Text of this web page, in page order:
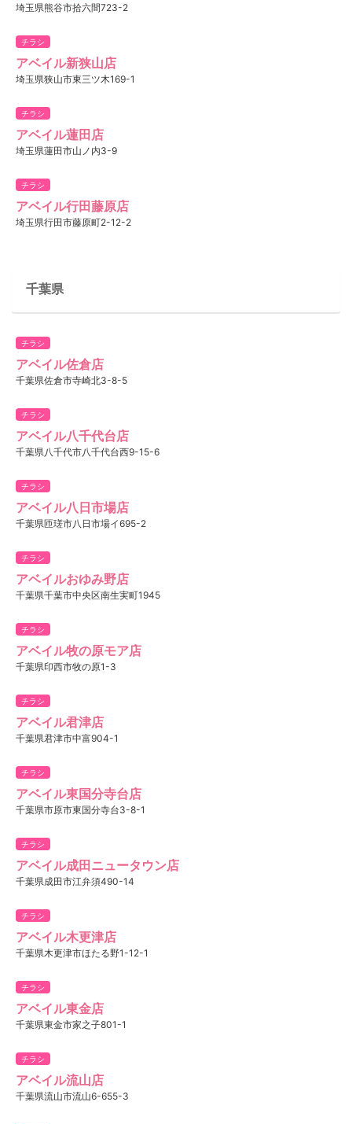
埼玉県熊谷市拾六間723-2
チラシ
アベイル新狭山店
埼玉県狭山市東三ツ木169-1
チラシ
アベイル蓮田店
埼玉県蓮田市山ノ内3-9
チラシ
アベイル行田藤原店
埼玉県行田市藤原町2-12-2
千葉県
チラシ
アベイル佐倉店
千葉県佐倉市寺崎北3-8-5
チラシ
アベイル八千代台店
千葉県八千代市八千代台西9-15-6
チラシ
アベイル八日市場店
千葉県匝瑳市八日市場イ695-2
チラシ
アベイルおゆみ野店
千葉県千葉市中央区南生実町1945
チラシ
アベイル牧の原モア店
千葉県印西市牧の原1-3
チラシ
アベイル君津店
千葉県君津市中富904-1
チラシ
アベイル東国分寺台店
千葉県市原市東国分寺台3-8-1
チラシ
アベイル成田ニュータウン店
千葉県成田市江弁須490-14
チラシ
アベイル木更津店
千葉県木更津市ほたる野1-12-1
チラシ
アベイル東金店
千葉県東金市家之子801-1
チラシ
アベイル流山店
千葉県流山市流山6-655-3